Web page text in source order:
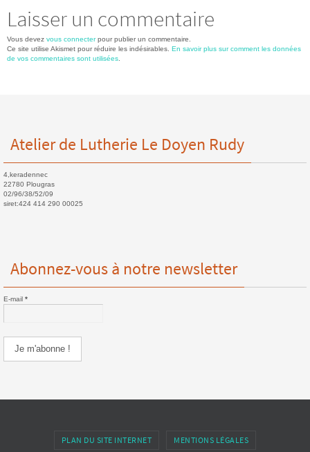
Laisser un commentaire
Vous devez vous connecterpour publier un commentaire.
Ce site utilise Akismet pour réduire les indésirables. En savoir plus sur comment les données
de vos commentaires sont utilisées
Atelier de Lutherie Le Doyen Rudy
4,keradennec
22780 Plougras
02/96/38/52/09
siret:424 414 290 00025
Abonnez-vous à notre newsletter
E-mail *
PLAN DU SITE INTERNET MENTIONS LÉGALES